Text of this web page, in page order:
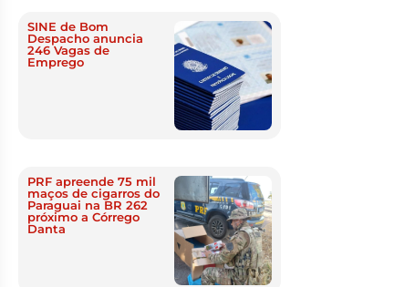
SINE de Bom
Despacho anuncia
246 Vagas de
Emprego
PRF apreende 75 mil
maços de cigarros do
Paraguai na BR 262
próximo a Córrego
Danta